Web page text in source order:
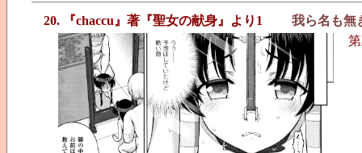
20. 『chaccu』著『聖女の献身』より1
我ら名も無